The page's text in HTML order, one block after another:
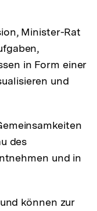
Minister-Rat
in Form einer
und
des
und in
können zur